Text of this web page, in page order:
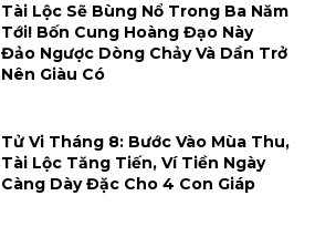
Tài Lộc Sẽ Bùng Nổ Trong Ba Năm
Tới! Bốn Cung Hoàng Đạo Này
Đảo Ngược Dòng Chảy Và Dần Trở
Nên Giàu Có
Tử Vi Tháng 8: Bước Vào Mùa Thu,
Tài Lộc Tăng Tiến, Ví Tiền Ngày
Càng Dày Đặc Cho 4 Con Giáp